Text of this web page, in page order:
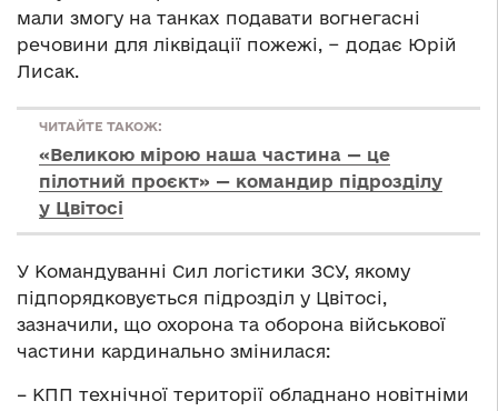
мали змогу на танках подавати вогнегасні
речовини для ліквідації пожежі, − додає Юрій
Лисак.
ЧИТАЙТЕ ТАКОЖ:
«Великою мірою наша частина — це
пілотний проєкт» — командир підрозділу
у Цвітосі
У Командуванні Сил логістики ЗСУ, якому
підпорядковується підрозділ у Цвітосі,
зазначили, що охорона та оборона військової
частини кардинально змінилася:
– КПП технічної території обладнано новітніми